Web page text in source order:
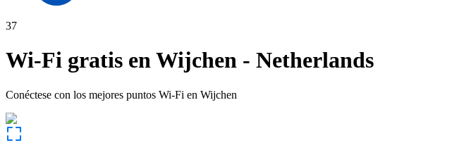
37
Wi-Fi gratis enWijchen - Netherlands
Conéctese con los mejores puntos Wi-Fi en Wijchen